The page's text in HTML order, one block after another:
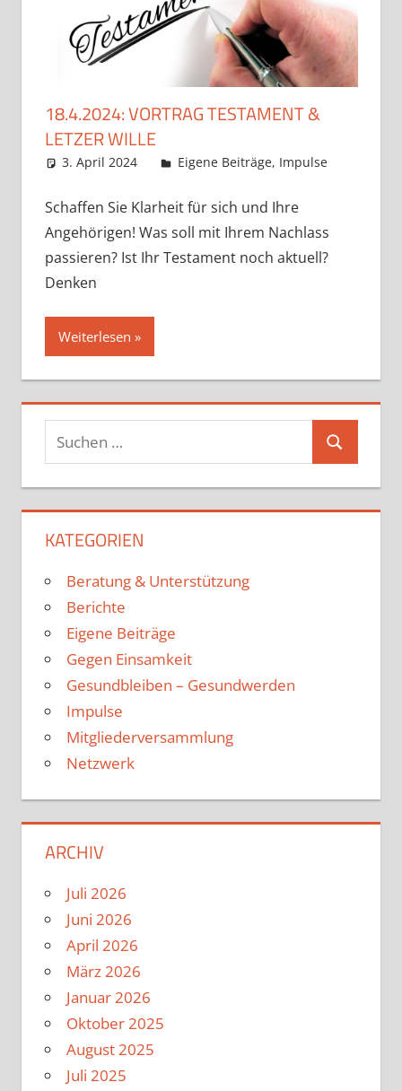
18.4.2024: VORTRAG TESTAMENT &
LETZER WILLE
3. April 2024 Claudia Ollenhauer
Eigene Beiträge, Impulse
Schaffen Sie Klarheit für sich und Ihre
Angehörigen! Was soll mit Ihrem Nachlass
passieren? Ist Ihr Testament noch aktuell?
Denken
Weiterlesen
KATEGORIEN
Beratung & Unterstützung
Berichte
Eigene Beiträge
Gegen Einsamkeit
Gesundbleiben – Gesundwerden
Impulse
Mitgliederversammlung
Netzwerk
ARCHIV
Juli 2026
Juni 2026
April 2026
März 2026
Januar 2026
Oktober 2025
August 2025
Juli 2025